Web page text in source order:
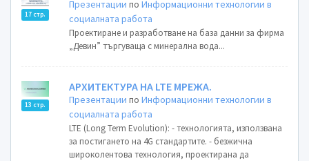
17 стр.
Презентации поИнформационни технологии в
социалната работа
Проектиране и разработване на база данни за фирма
„Девин” търгуваща с минерална вода...
13 стр.
АРХИТЕКТУРА НА LTE МРЕЖА.
Презентации поИнформационни технологии в
социалната работа
LTE (Long Term Evolution): - технологията, използвана
за постигането на 4G стандартите. - безжичнa
широколентова технология, проектирана да